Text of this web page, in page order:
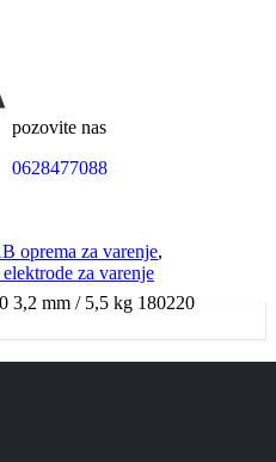
pozovite nas
0628477088
oprema za varenje,
elektrode za varenje
3,2 mm / 5,5 kg 180220